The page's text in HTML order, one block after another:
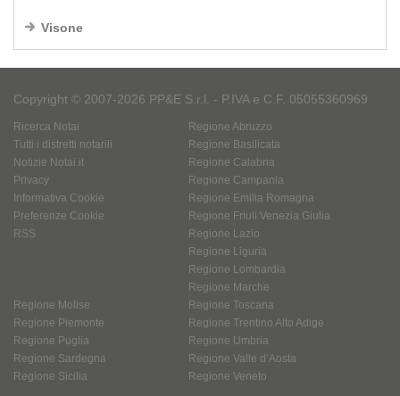
Visone
Copyright © 2007-2026 PP&E S.r.l. - P.IVA e C.F. 05055360969
Ricerca Notai
Tutti i distretti notarili
Notizie Notai.it
Privacy
Informativa Cookie
Preferenze Cookie
RSS
Regione Abruzzo
Regione Basilicata
Regione Calabria
Regione Campania
Regione Emilia Romagna
Regione Friuli Venezia Giulia
Regione Lazio
Regione Liguria
Regione Lombardia
Regione Marche
Regione Molise
Regione Piemonte
Regione Puglia
Regione Sardegna
Regione Sicilia
Regione Toscana
Regione Trentino Alto Adige
Regione Umbria
Regione Valle d’Aosta
Regione Veneto